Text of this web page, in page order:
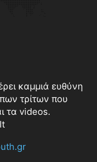
καμμιά ευθύνη
τρίτων που
τα videos.